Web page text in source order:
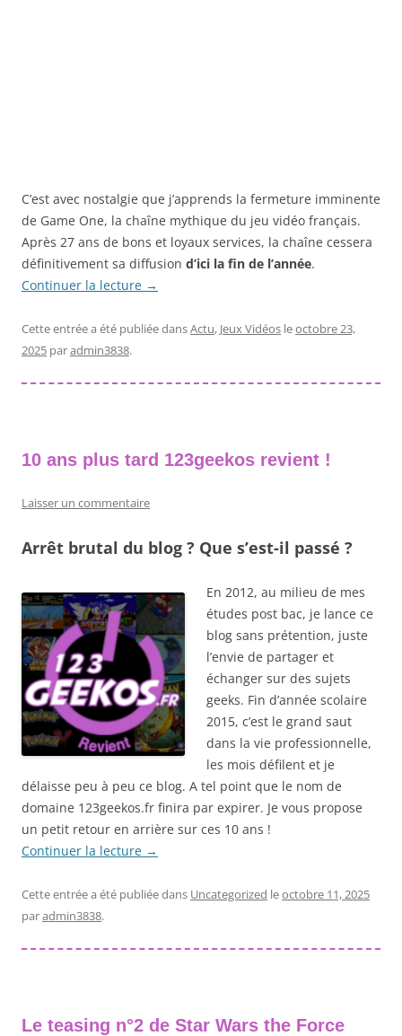
C’est avec nostalgie que j’apprends la fermeture imminente
de Game One, la chaîne mythique du jeu vidéo français.
Après 27 ans de bons et loyaux services, la chaîne cessera
définitivement sa diffusion d’ici la fin de l’année.
Continuer la lecture →
Cette entrée a été publiée dansActu, Jeux Vidéos leoctobre 23,
2025 paradmin3838.
10 ans plus tard 123geekos revient !
Laisser un commentaire
Arrêt brutal du blog ? Que s’est-il passé ?
En 2012, au milieu de mes
études post bac, je lance ce
blog sans prétention, juste
l’envie de partager et
échanger sur des sujets
geeks. Fin d’année scolaire
2015, c’est le grand saut
dans la vie professionnelle,
les mois défilent et je
délaisse peu à peu ce blog. A tel point que le nom de
domaine 123geekos.fr finira par expirer. Je vous propose
un petit retour en arrière sur ces 10 ans !
Continuer la lecture →
Cette entrée a été publiée dans Uncategorized leoctobre 11, 2025
paradmin3838.
Le teasing n°2 de Star Wars the Force